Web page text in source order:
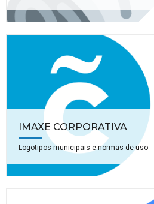
IMAXE CORPORATIVA
Logotipos municipais e normas de uso